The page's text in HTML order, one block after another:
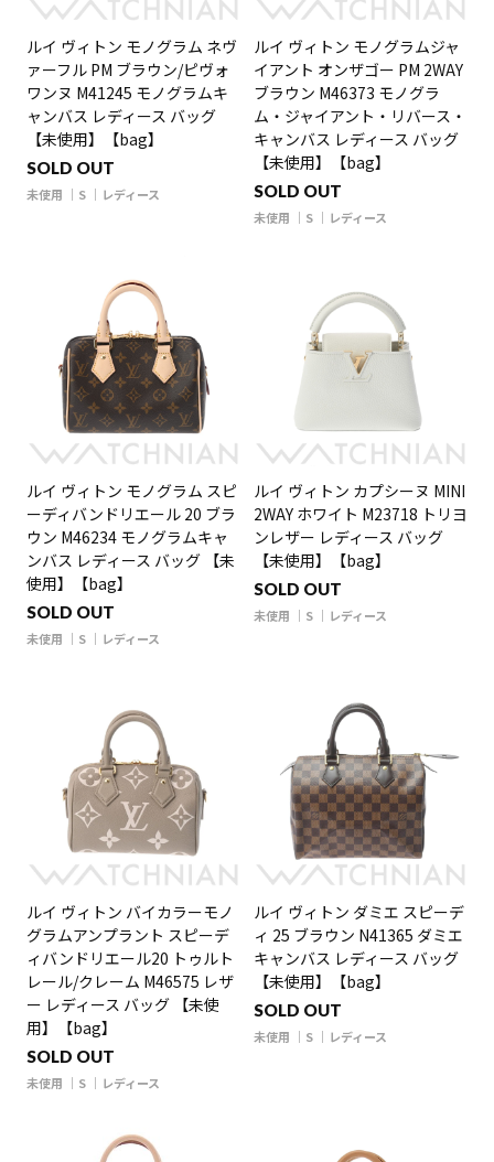
ルイ ヴィトン モノグラム ネヴ
ァーフル PM ブラウン/ピヴォ
ワンヌ M41245 モノグラムキ
ャンバス レディース バッグ
【未使用】【bag】
SOLD OUT
未使用 S レディース
ルイ ヴィトン モノグラムジャ
イアント オンザゴー PM 2WAY
ブラウン M46373 モノグラ
ム・ジャイアント・リバース・
キャンバス レディース バッグ
【未使用】【bag】
SOLD OUT
未使用 S レディース
ルイ ヴィトン モノグラム スピ
ーディバンドリエール 20 ブラ
ウン M46234 モノグラムキャ
ンバス レディース バッグ 【未
使用】【bag】
SOLD OUT
未使用 S レディース
ルイ ヴィトン カプシーヌ MINI
2WAY ホワイト M23718 トリヨ
ンレザー レディース バッグ
【未使用】【bag】
SOLD OUT
未使用 S レディース
ルイ ヴィトン バイカラーモノ
グラムアンプラント スピーデ
ィバンドリエール20 トゥルト
レール/クレーム M46575 レザ
ー レディース バッグ 【未使
用】【bag】
SOLD OUT
未使用 S レディース
ルイ ヴィトン ダミエ スピーデ
ィ 25 ブラウン N41365 ダミエ
キャンバス レディース バッグ
【未使用】【bag】
SOLD OUT
未使用 S レディース